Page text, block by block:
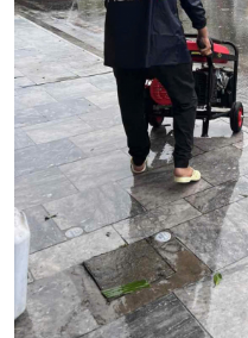
Nhận diện sự thật
Pháp luật và đời sống